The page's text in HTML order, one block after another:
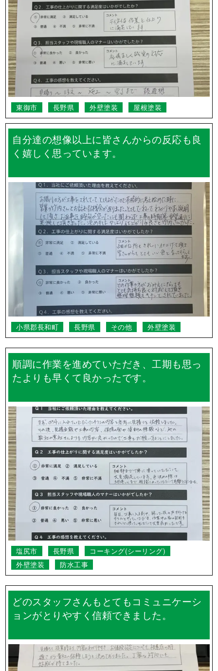
東御市 長野県 外壁塗装 屋根塗装
自分達の想像以上に皆さんからの反応も良
く嬉しく思っています。
小県郡長和町 長野県 その他 外壁塗装
順調に作業を進めていただき、工期も思っ
たよりも早くて良かったです。
塩尻市 長野県
コーキング(シーリング)
外壁塗装
防水工事
どのスタッフさんもとてもコミュニケーシ
ョンがとりやすく信頼できました。